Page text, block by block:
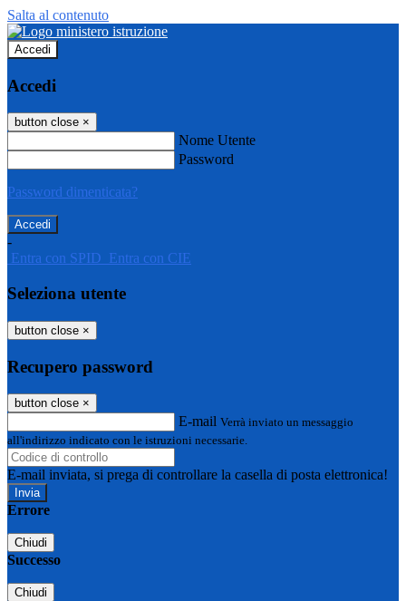
Salta al contenuto
Accedi
Accedi
button close ×
Nome Utente
Password
Password dimenticata?
-
Entra con SPID Entra con CIE
Seleziona utente
button close ×
Recupero password
button close ×
E-mail Verrà inviato un messaggio
all'indirizzo indicato con le istruzioni necessarie.
E-mail inviata, si prega di controllare la casella di posta elettronica!
Errore
Chiudi
Successo
Chiudi